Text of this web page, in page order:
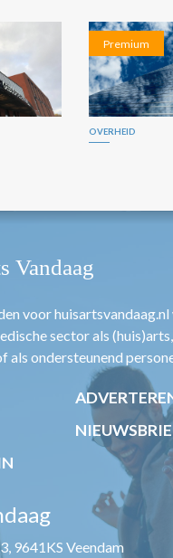
Premium
OVERHEID
voor huisartsvandaag.nl
sector als (huis)arts,
als ondersteunend
9641KS Veendam